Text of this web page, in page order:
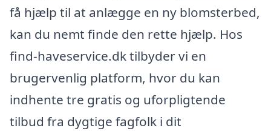
få hjælp til at anlægge en ny blomsterbed,
kan du nemt finde den rette hjælp. Hos
find-haveservice.dk tilbyder vi en
brugervenlig platform, hvor du kan
indhente tre gratis og uforpligtende
tilbud fra dygtige fagfolk i dit